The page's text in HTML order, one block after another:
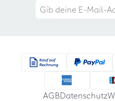
AGBDatenschutz